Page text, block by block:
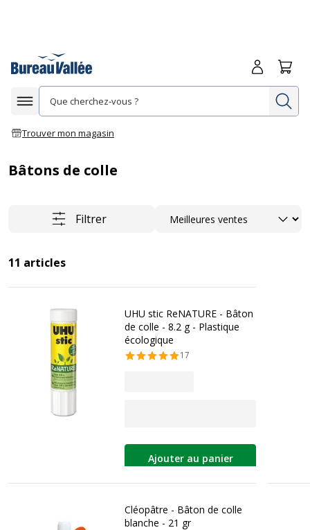
Afficher la navigation
Trouver mon magasin
Me
Bâtons de colle
Filtrer Trier
11 articles
UHU stic ReNATURE - Bâton
de colle - 8.2 g - Plastique
écologique
17
Ajouter au panier
Cléopâtre - Bâton de colle
blanche - 21 gr